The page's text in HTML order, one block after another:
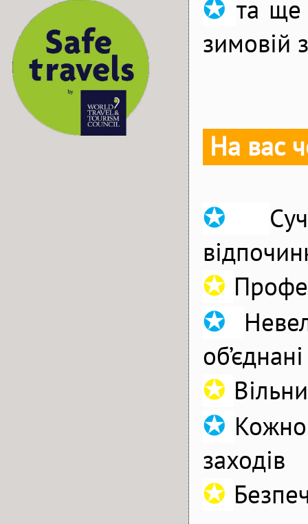
✪ та ще
зимовій
На вас
✪
✪
✪
✪
✪
заходів
✪